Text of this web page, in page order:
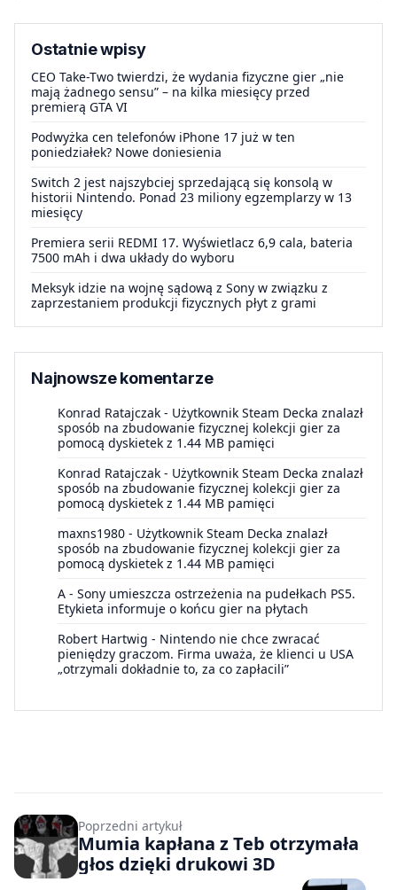
Ostatnie wpisy
CEO Take-Two twierdzi, że wydania fizyczne gier „nie
mają żadnego sensu” – na kilka miesięcy przed
premierą GTA VI
Podwyżka cen telefonów iPhone 17 już w ten
poniedziałek? Nowe doniesienia
Switch 2 jest najszybciej sprzedającą się konsolą w
historii Nintendo. Ponad 23 miliony egzemplarzy w 13
miesięcy
Premiera serii REDMI 17. Wyświetlacz 6,9 cala, bateria
7500 mAh i dwa układy do wyboru
Meksyk idzie na wojnę sądową z Sony w związku z
zaprzestaniem produkcji fizycznych płyt z grami
Najnowsze komentarze
Konrad Ratajczak - Użytkownik Steam Decka znalazł
sposób na zbudowanie fizycznej kolekcji gier za
pomocą dyskietek z 1.44 MB pamięci
Konrad Ratajczak - Użytkownik Steam Decka znalazł
sposób na zbudowanie fizycznej kolekcji gier za
pomocą dyskietek z 1.44 MB pamięci
maxns1980 - Użytkownik Steam Decka znalazł
sposób na zbudowanie fizycznej kolekcji gier za
pomocą dyskietek z 1.44 MB pamięci
A - Sony umieszcza ostrzeżenia na pudełkach PS5.
Etykieta informuje o końcu gier na płytach
Robert Hartwig - Nintendo nie chce zwracać
pieniędzy graczom. Firma uważa, że klienci u USA
„otrzymali dokładnie to, za co zapłacili”
Poprzedni artykuł
Mumia kapłana z Teb otrzymała
głos dzięki drukowi 3D